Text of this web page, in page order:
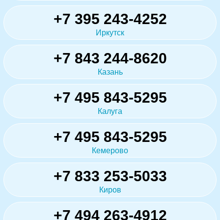
+7 395 243-4252
Иркутск
+7 843 244-8620
Казань
+7 495 843-5295
Калуга
+7 495 843-5295
Кемерово
+7 833 253-5033
Киров
+7 494 263-4912